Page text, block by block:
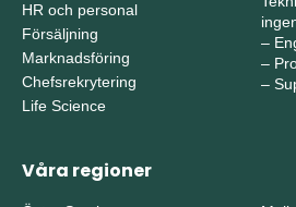
HR och personal
Försäljning
Marknadsföring
Chefsrekrytering
Life Science
–
–
–
Våra regioner